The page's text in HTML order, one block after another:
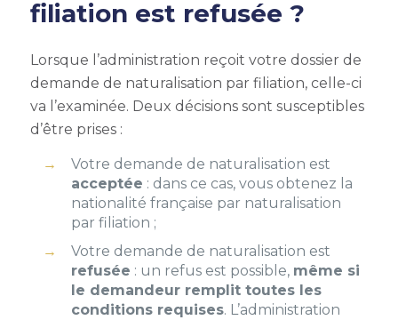
filiation est refusée ?
Lorsque l’administration reçoit votre dossier de
demande de naturalisation par filiation, celle-ci
va l’examinée. Deux décisions sont susceptibles
d’être prises :
Votre demande de naturalisation est
acceptée : dans ce cas, vous obtenez la
nationalité française par naturalisation
par filiation ;
Votre demande de naturalisation est
refusée : un refus est possible, même si
le demandeur remplit toutes les
conditions requises. L’administration